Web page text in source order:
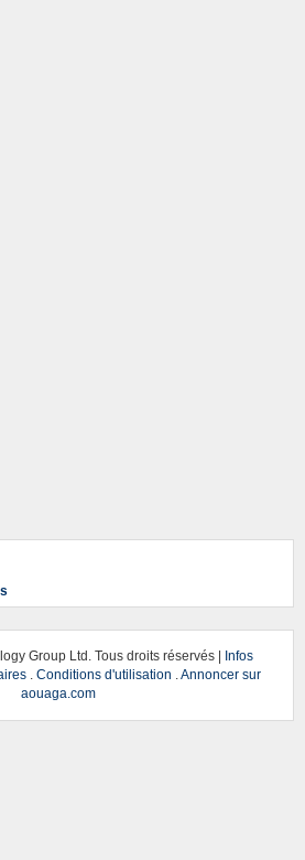
Group Ltd. Tous droits réservés |
Infos
. Conditions d'utilisation .Annoncer sur
aouaga.com